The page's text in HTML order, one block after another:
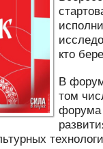
кто
В
том
форума